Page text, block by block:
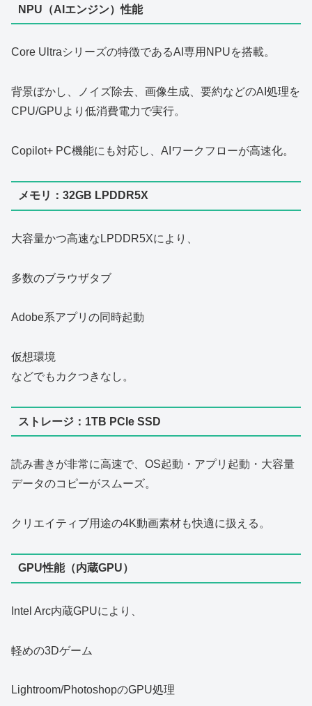
NPU（AIエンジン）性能
Core Ultraシリーズの特徴であるAI専用NPUを搭載。
背景ぼかし、ノイズ除去、画像生成、要約などのAI処理を
CPU/GPUより低消費電力で実行。
Copilot+ PC機能にも対応し、AIワークフローが高速化。
メモリ：32GB LPDDR5X
大容量かつ高速なLPDDR5Xにより、
多数のブラウザタブ
Adobe系アプリの同時起動
仮想環境
などでもカクつきなし。
ストレージ：1TB PCIe SSD
読み書きが非常に高速で、OS起動・アプリ起動・大容量
データのコピーがスムーズ。
クリエイティブ用途の4K動画素材も快適に扱える。
GPU性能（内蔵GPU）
Intel Arc内蔵GPUにより、
軽めの3Dゲーム
Lightroom/PhotoshopのGPU処理